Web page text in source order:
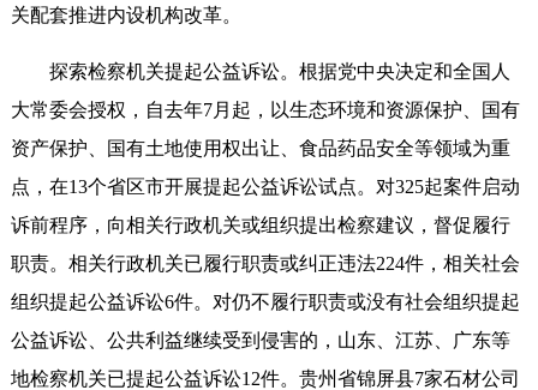
关配套推进内设机构改革。
探索检察机关提起公益诉讼。根据党中央决定和全国人
大常委会授权，自去年7月起，以生态环境和资源保护、国有
资产保护、国有土地使用权出让、食品药品安全等领域为重
点，在13个省区市开展提起公益诉讼试点。对325起案件启动
诉前程序，向相关行政机关或组织提出检察建议，督促履行
职责。相关行政机关已履行职责或纠正违法224件，相关社会
组织提起公益诉讼6件。对仍不履行职责或没有社会组织提起
公益诉讼、公共利益继续受到侵害的，山东、江苏、广东等
地检察机关已提起公益诉讼12件。贵州省锦屏县7家石材公司